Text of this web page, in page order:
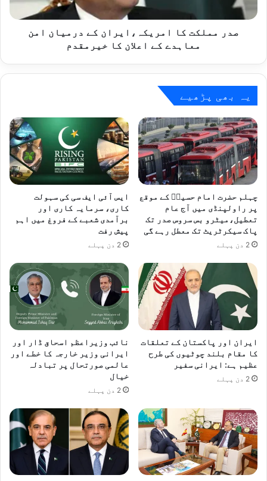
معاہدے
کے
صدر مملکت کا امریکہ،ایران کے درمیان امن
معاہدے کے اعلان کا خیرمقدم
یہ بھی پڑھیے
چہلم حضرت امام حسینؓ کے موقع
پر راولپنڈی میں آج عام
تعطیل،میٹرو بس سروس صدر تک
پاک سیکرٹریٹ تک معطل رہے گی
2 دن پہلے
ایس آئی ایف سی کی سہولت
کاری، سرمایہ کاری اور
برآمدی شعبے کے فروغ میں اہم
پیش رفت
2 دن پہلے
ایران اور پاکستان کے تعلقات
کا مقام بلند چوٹیوں کی طرح
عظیم ہے: ایرانی سفیر
2 دن پہلے
نائب وزیراعظم اسحاق ڈار اور
ایرانی وزیر خارجہ کا خطے اور
عالمی صورتحال پر تبادلہ
خیال
2 دن پہلے